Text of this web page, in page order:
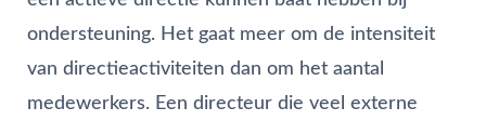
ondersteuning. Het gaat meer om de intensiteit
van directieactiviteiten dan om het aantal
medewerkers. Een directeur die veel externe